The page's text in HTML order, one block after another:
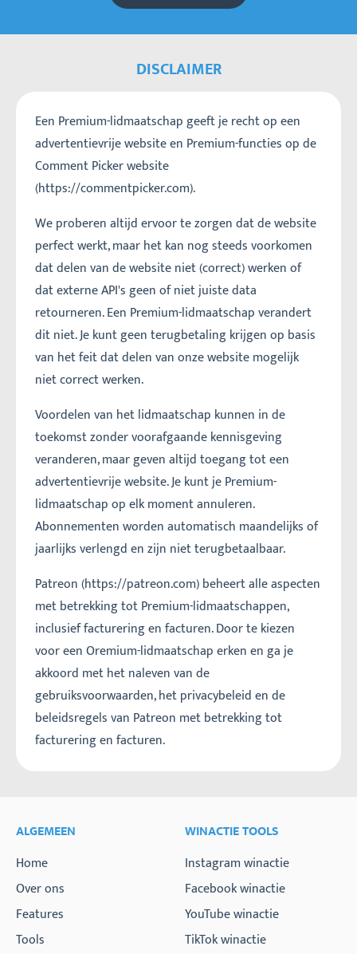
DISCLAIMER
Een Premium-lidmaatschap geeft je recht op een
advertentievrije website en Premium-functies op de
Comment Picker website
(https://commentpicker.com).
We proberen altijd ervoor te zorgen dat de website
perfect werkt, maar het kan nog steeds voorkomen
dat delen van de website niet (correct) werken of
dat externe API's geen of niet juiste data
retourneren. Een Premium-lidmaatschap verandert
dit niet. Je kunt geen terugbetaling krijgen op basis
van het feit dat delen van onze website mogelijk
niet correct werken.
Voordelen van het lidmaatschap kunnen in de
toekomst zonder voorafgaande kennisgeving
veranderen, maar geven altijd toegang tot een
advertentievrije website. Je kunt je Premium-
lidmaatschap op elk moment annuleren.
Abonnementen worden automatisch maandelijks of
jaarlijks verlengd en zijn niet terugbetaalbaar.
Patreon (https://patreon.com) beheert alle aspecten
met betrekking tot Premium-lidmaatschappen,
inclusief facturering en facturen. Door te kiezen
voor een Oremium-lidmaatschap erken en ga je
akkoord met het naleven van de
gebruiksvoorwaarden, het privacybeleid en de
beleidsregels van Patreon met betrekking tot
facturering en facturen.
ALGEMEEN
Home
Over ons
Features
Tools
WINACTIE TOOLS
Instagram winactie
Facebook winactie
YouTube winactie
TikTok winactie